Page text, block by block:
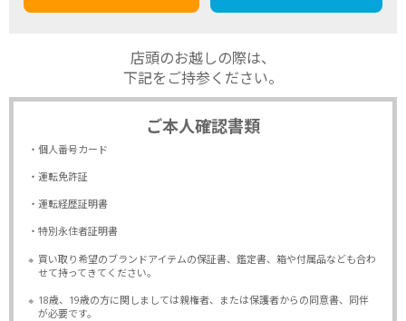
店頭のお越しの際は、
下記をご持参ください。
ご本人確認書類
・個人番号カード
・運転免許証
・運転経歴証明書
・特別永住者証明書
※ 買い取り希望のブランドアイテムの保証書、鑑定書、箱や付属品なども合わ
せて持ってきてください。
※ 18歳、19歳の方に関しましては親権者、または保護者からの同意書、同伴
が必要です。